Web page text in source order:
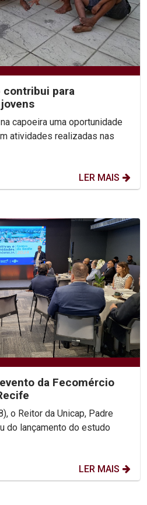
contribui para
capoeira uma oportunidade
atividades realizadas nas
LER MAIS
da Fecomércio
o Reitor da Unicap, Padre
do lançamento do estudo
LER MAIS